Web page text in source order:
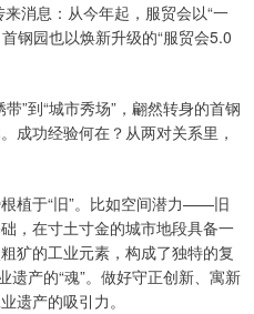
消息：从今年起，服贸会以“一
钢园也以焕新升级的“服贸会5.0
”到“城市秀场”，翩然转身的首钢
成功经验何在？从两对关系里，
植于“旧”。比如空间潜力——旧
，在寸土寸金的城市地段具备一
犷的工业元素，构成了独特的复
遗产的“魂”。做好守正创新、寓新
遗产的吸引力。